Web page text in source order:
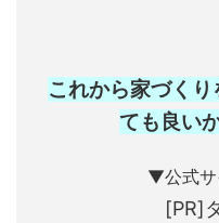
これから家づく
ても良い
▼公式
[PR]